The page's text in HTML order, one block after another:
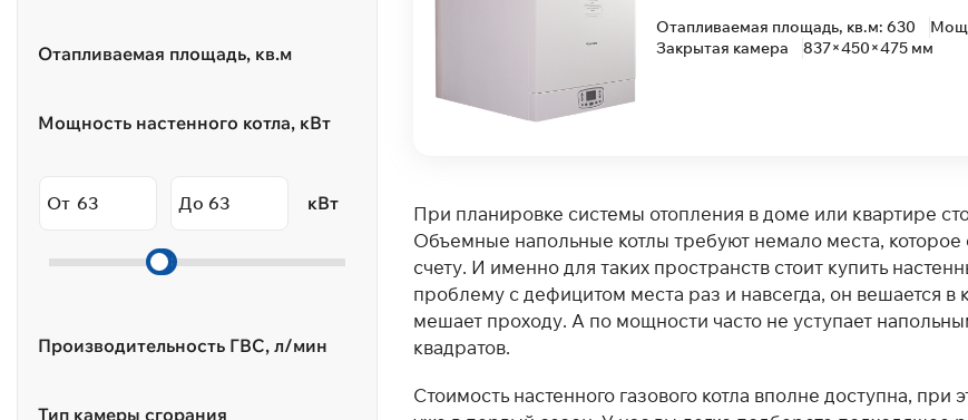
Отапливаемая площадь, кв.м
Мощность настенного котла, кВт
От До кВт
Производительность ГВС, л/мин
Тип камеры сгорания
Отапливаемая площадь, кв.м: 630
Закрытая камера
837×450×475 мм
При планировке системы отопления в доме или квартире
Объемные напольные котлы требуют немало места,
счету. И именно для таких пространств стоит купить
проблему с дефицитом места раз и навсегда, он вешается
мешает проходу. А по мощности часто не уступает
квадратов.
Стоимость настенного газового котла вполне доступна,